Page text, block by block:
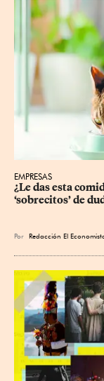
EMPRESAS
¿Le das esta
‘sobrecitos’ de
Por Redacción El